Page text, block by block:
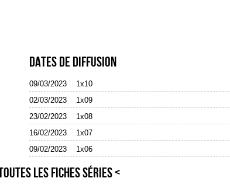
Dates de diffusion
09/03/2023
1x10
02/03/2023
1x09
23/02/2023
1x08
16/02/2023
1x07
09/02/2023
1x06
les fiches séries <